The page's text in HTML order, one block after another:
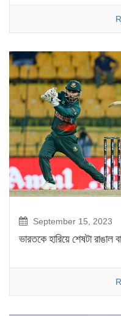
September 15, 2023
ভারতকে হারিয়ে শেষটা রাঙাল